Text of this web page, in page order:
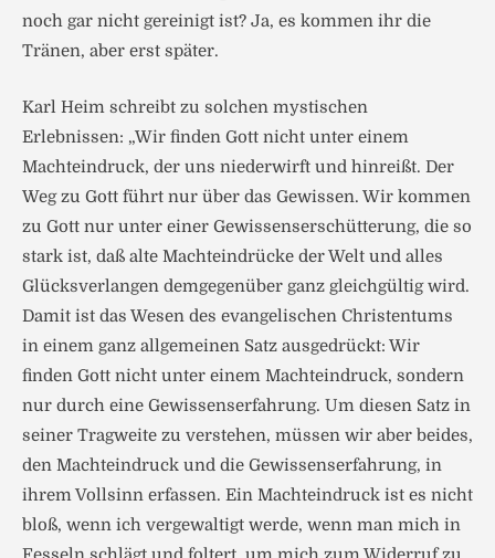
noch gar nicht gereinigt ist? Ja, es kommen ihr die
Tränen, aber erst später.
Karl Heim schreibt zu solchen mystischen
Erlebnissen: „Wir finden Gott nicht unter einem
Machteindruck, der uns niederwirft und hinreißt. Der
Weg zu Gott führt nur über das Gewissen. Wir kommen
zu Gott nur unter einer Gewissenserschütterung, die so
stark ist, daß alte Machteindrücke der Welt und alles
Glücksverlangen demgegenüber ganz gleichgültig wird.
Damit ist das Wesen des evangelischen Christentums
in einem ganz allgemeinen Satz ausgedrückt: Wir
finden Gott nicht unter einem Machteindruck, sondern
nur durch eine Gewissenserfahrung. Um diesen Satz in
seiner Tragweite zu verstehen, müssen wir aber beides,
den Machteindruck und die Gewissenserfahrung, in
ihrem Vollsinn erfassen. Ein Machteindruck ist es nicht
bloß, wenn ich vergewaltigt werde, wenn man mich in